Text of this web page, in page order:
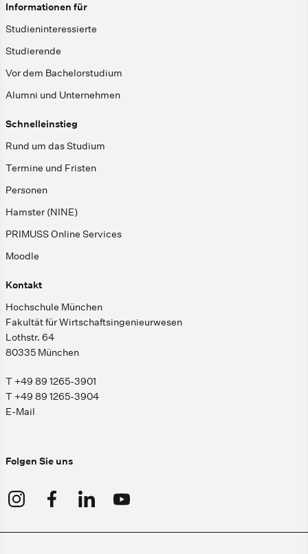
Informationen für
Studieninteressierte
Studierende
Vor dem Bachelorstudium
Alumni und Unternehmen
Schnelleinstieg
Rund um das Studium
Termine und Fristen
Personen
Hamster (NINE)
PRIMUSS Online Services
Moodle
Kontakt
Hochschule München
Fakultät für Wirtschaftsingenieurwesen
Lothstr. 64
80335 München
T +49 89 1265-3901
T +49 89 1265-3904
E-Mail
Folgen Sie uns